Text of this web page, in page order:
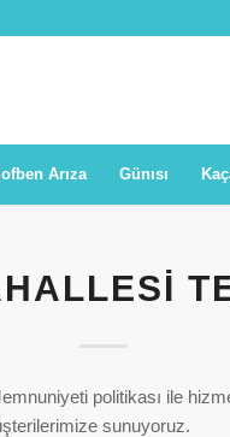
Arıza Günısı
politikası ile
sunuyoruz.